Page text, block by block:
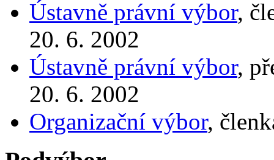
Ústavně právní výbor,
20. 6. 2002
Ústavně právní výbor,
20. 6. 2002
Organizační výbor,